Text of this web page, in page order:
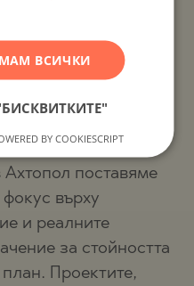
и
поставяме
върху
и реалните
за стойността
Проектите,
ROMANIAN
SERBIAN
ВСИЧКИ
BY COOKIESCRIPT